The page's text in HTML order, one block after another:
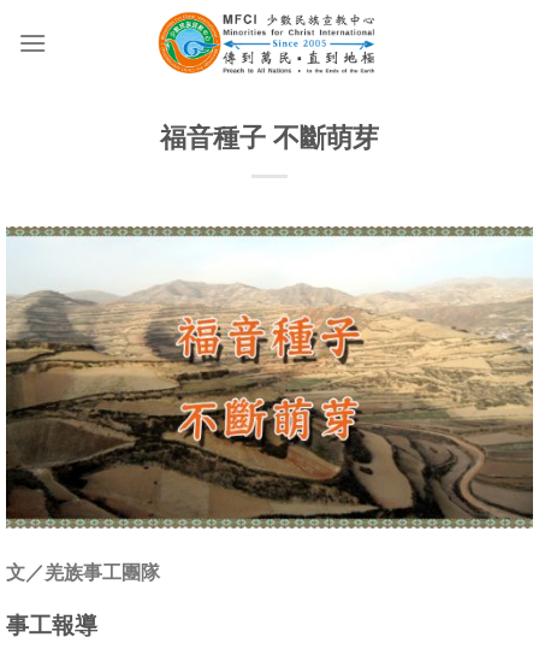
福音種子 不斷萌芽
文／羌族事工團隊
事工報導